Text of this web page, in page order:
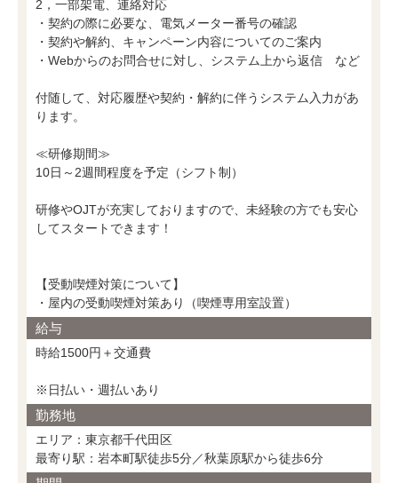
2，一部架電、連絡対応
・契約の際に必要な、電気メーター番号の確認
・契約や解約、キャンペーン内容についてのご案内
・Webからのお問合せに対し、システム上から返信 など
付随して、対応履歴や契約・解約に伴うシステム入力があ
ります。
≪研修期間≫
10日～2週間程度を予定（シフト制）
研修やOJTが充実しておりますので、未経験の方でも安心
してスタートできます！
【受動喫煙対策について】
・屋内の受動喫煙対策あり（喫煙専用室設置）
給与
時給1500円＋交通費
※日払い・週払いあり
勤務地
エリア：東京都千代田区
最寄り駅：岩本町駅徒歩5分／秋葉原駅から徒歩6分